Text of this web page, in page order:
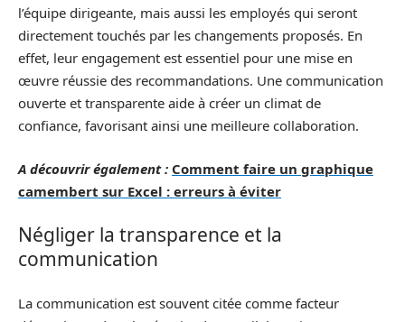
l’équipe dirigeante, mais aussi les employés qui seront
directement touchés par les changements proposés. En
effet, leur engagement est essentiel pour une mise en
œuvre réussie des recommandations. Une communication
ouverte et transparente aide à créer un climat de
confiance, favorisant ainsi une meilleure collaboration.
A découvrir également : Comment faire un graphique
camembert sur Excel : erreurs à éviter
Négliger la transparence et la
communication
La communication est souvent citée comme facteur